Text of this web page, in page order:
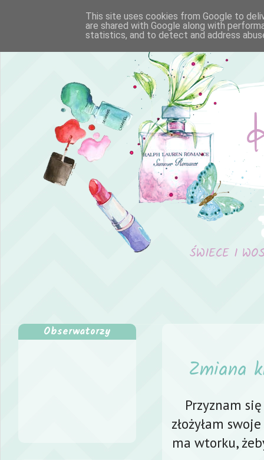
ŚWIECE I
Zmiana
Przyznam
złożyłam
ma wtorku,
Obserwatorzy
This site uses cookies from Google to
are shared with Google along with
statistics, and to detect and address